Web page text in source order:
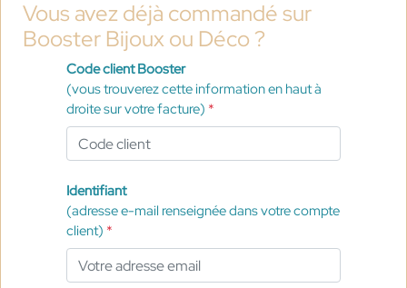
Vous avez déjà commandé sur
Booster Bijoux ou Déco ?
Code client Booster
(vous trouverez cette information en haut à
droite sur votre facture) *
Identifiant
(adresse e-mail renseignée dans votre compte
client) *